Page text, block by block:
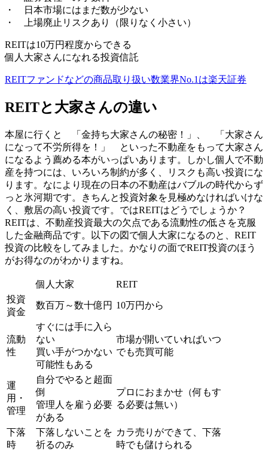
・ 日本市場にはまだ数が少ない
・ 上場廃止リスクあり（限りなく小さい）
REITは10万円程度からできる
個人大家さんになれる投資信託
REITファンドなどの商品取り扱い数業界No.1は楽天証券
REITと大家さんの違い
本屋に行くと 「金持ち大家さんの秘密！」、 「大家さん
になって不労所得を！」 といった不動産をもって大家さん
になるよう薦める本がいっぱいあります。しかし個人で不動
産を持つには、いろいろ制約が多く、リスクも高い投資にな
ります。なにより現在の日本の不動産はバブルの時代からず
っと氷河期です。きちんと投資対象を見極めなければいけな
く、敷居の高い投資です。ではREITはどうでしょうか？
REITは、不動産投資最大の欠点である流動性の低さを克服
した金融商品です。以下の図で個人大家になるのと、REIT
投資の比較をしてみました。かなりの面でREIT投資のほう
がお得なのがわかりますね。
個人大家
REIT
投資
資金
数百万～数十億円 10万円から
流動
性
すぐには手に入ら
ない
買い手がつかない
可能性もある
市場が開いていればいつ
でも売買可能
運
用・
管理
自分でやると超面
倒
管理人を雇う必要
がある
プロにおまかせ（何もす
る必要は無い）
下落
時
下落しないことを
祈るのみ
カラ売りができて、下落
時でも儲けられる